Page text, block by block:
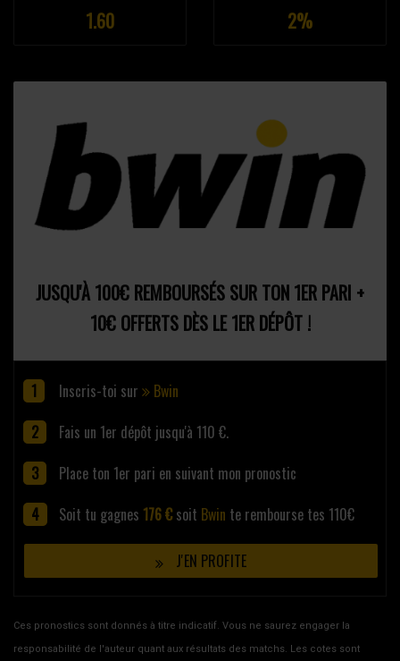
1.60 2%
JUSQU'À 100€ REMBOURSÉS SUR TON 1ER PARI +
10€ OFFERTS DÈS LE 1ER DÉPÔT !
Inscris-toi sur
Bwin
Fais un 1er dépôt jusqu'à 110 €.
Place ton 1er pari en suivant mon pronostic
Soit tu gagnes 176 € soit Bwin te rembourse tes 110€
J'EN PROFITE
Ces pronostics sont donnés à titre indicatif. Vous ne saurez engager la
responsabilité de l'auteur quant aux résultats des matchs. Les cotes sont